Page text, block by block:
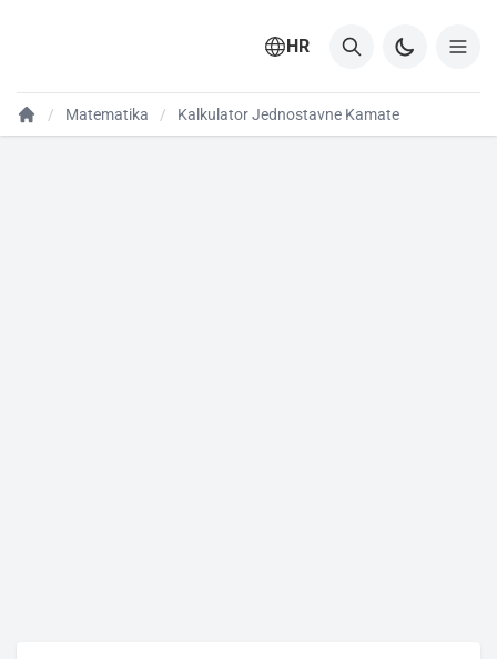
HR
Matematika Kalkulator Jednostavne Kamate